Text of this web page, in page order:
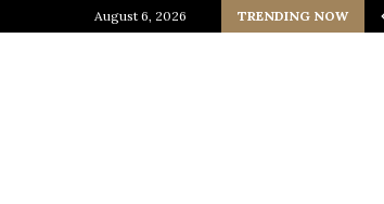
August 6, 2026 TRENDING NOW
ইরাকের হৃৎপিণ্ড